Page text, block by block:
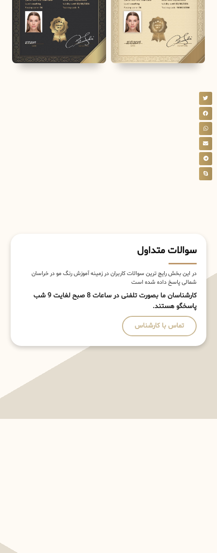
سوالات متداول
در این بخش رایج ترین سوالات کاربران در زمینه آموزش رنگ مو در خراسان
شمالی پاسخ داده شده است
کارشناسان ما بصورت تلفنی در ساعات 8 صبح لغایت 9 شب
پاسخگو هستند.
تماس با کارشناس